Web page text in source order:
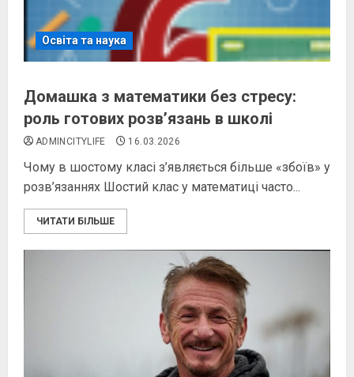
Освіта та наука
Домашка з математики без стресу:
роль готових розв’язань в школі
ADMINCITYLIFE 16.03.2026
Чому в шостому класі з’являється більше «збоїв» у
розв’язаннях Шостий клас у математиці часто...
ЧИТАТИ БІЛЬШЕ